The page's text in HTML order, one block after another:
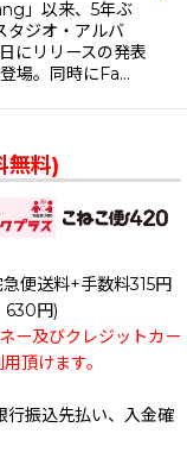
」以来、5年ぶ
ジオ・アルバ
にリリースの発表
場。同時にFa…
無料)
便送料+手数料315円
円)
ー及びクレジットカー
頂けます。
行振込先払い、入金確